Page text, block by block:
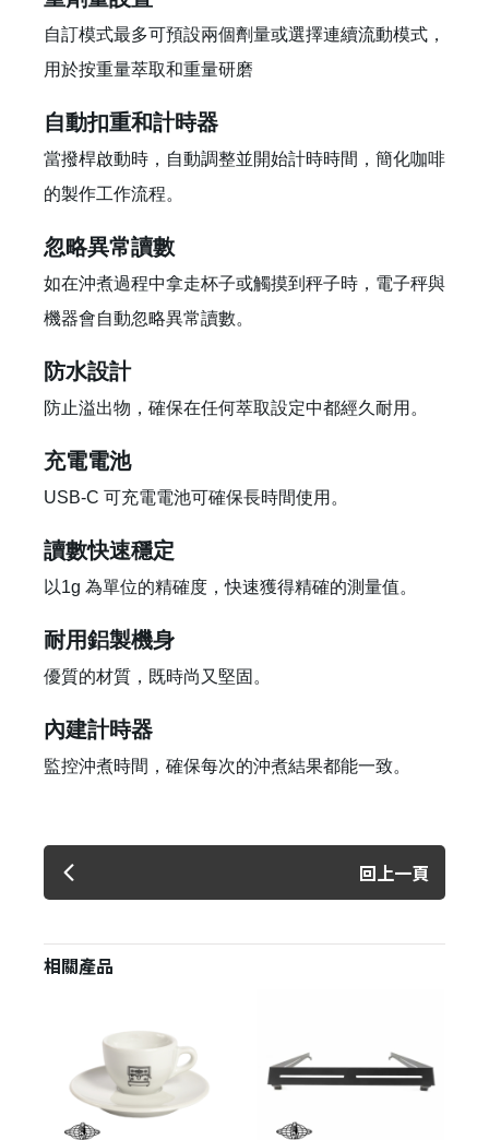
自訂模式最多可預設兩個劑量或選擇連續流動模式，
用於按重量萃取和重量研磨
自動扣重和計時器
當撥桿啟動時，自動調整並開始計時時間，簡化咖啡
的製作工作流程。
忽略異常讀數
如在沖煮過程中拿走杯子或觸摸到秤子時，電子秤與
機器會自動忽略異常讀數。
防水設計
防止溢出物，確保在任何萃取設定中都經久耐用。
充電電池
USB-C 可充電電池可確保長時間使用。
讀數快速穩定
以1g 為單位的精確度，快速獲得精確的測量值。
耐用鋁製機身
優質的材質，既時尚又堅固。
內建計時器
監控沖煮時間，確保每次的沖煮結果都能一致。
回上一頁
相關產品